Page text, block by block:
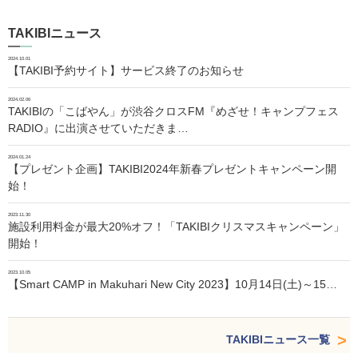
TAKIBIニュース
2024.10.01
【TAKIBI予約サイト】サービス終了のお知らせ
2024.02.06
TAKIBIの「こばやん」が渋谷クロスFM『めざせ！キャンプフェス
RADIO』に出演させていただきま…
2024.01.24
【プレゼント企画】TAKIBI2024年新春プレゼントキャンペーン開
始！
2023.11.30
施設利用料金が最大20%オフ！「TAKIBIクリスマスキャンペーン」
開始！
2023.10.05
【Smart CAMP in Makuhari New City 2023】10月14日(土)～15…
TAKIBIニュース一覧